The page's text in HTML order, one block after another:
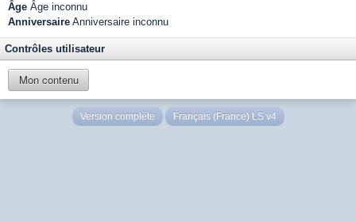
Âge Âge inconnu
Anniversaire Anniversaire inconnu
Contrôles utilisateur
Mon contenu
Version complète Français (France) LS v4